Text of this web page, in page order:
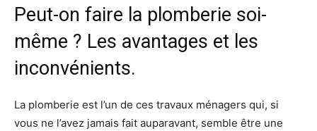
Peut-on faire la plomberie soi-
même ? Les avantages et les
inconvénients.
La plomberie est l’un de ces travaux ménagers qui, si
vous ne l’avez jamais fait auparavant, semble être une